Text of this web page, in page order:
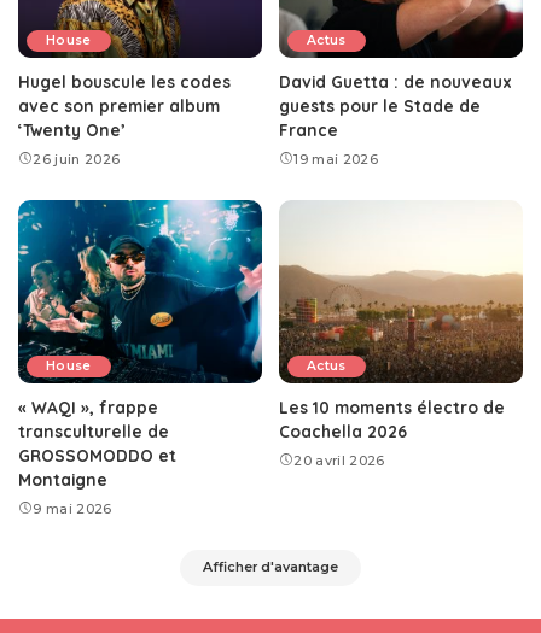
House
Hugel bouscule les codes
avec son premier album
‘Twenty One’
26 juin 2026
Actus
David Guetta : de nouveaux
guests pour le Stade de
France
19 mai 2026
House
« WAQI », frappe
transculturelle de
GROSSOMODDO et
Montaigne
9 mai 2026
Actus
Les 10 moments électro de
Coachella 2026
20 avril 2026
Afficher d'avantage